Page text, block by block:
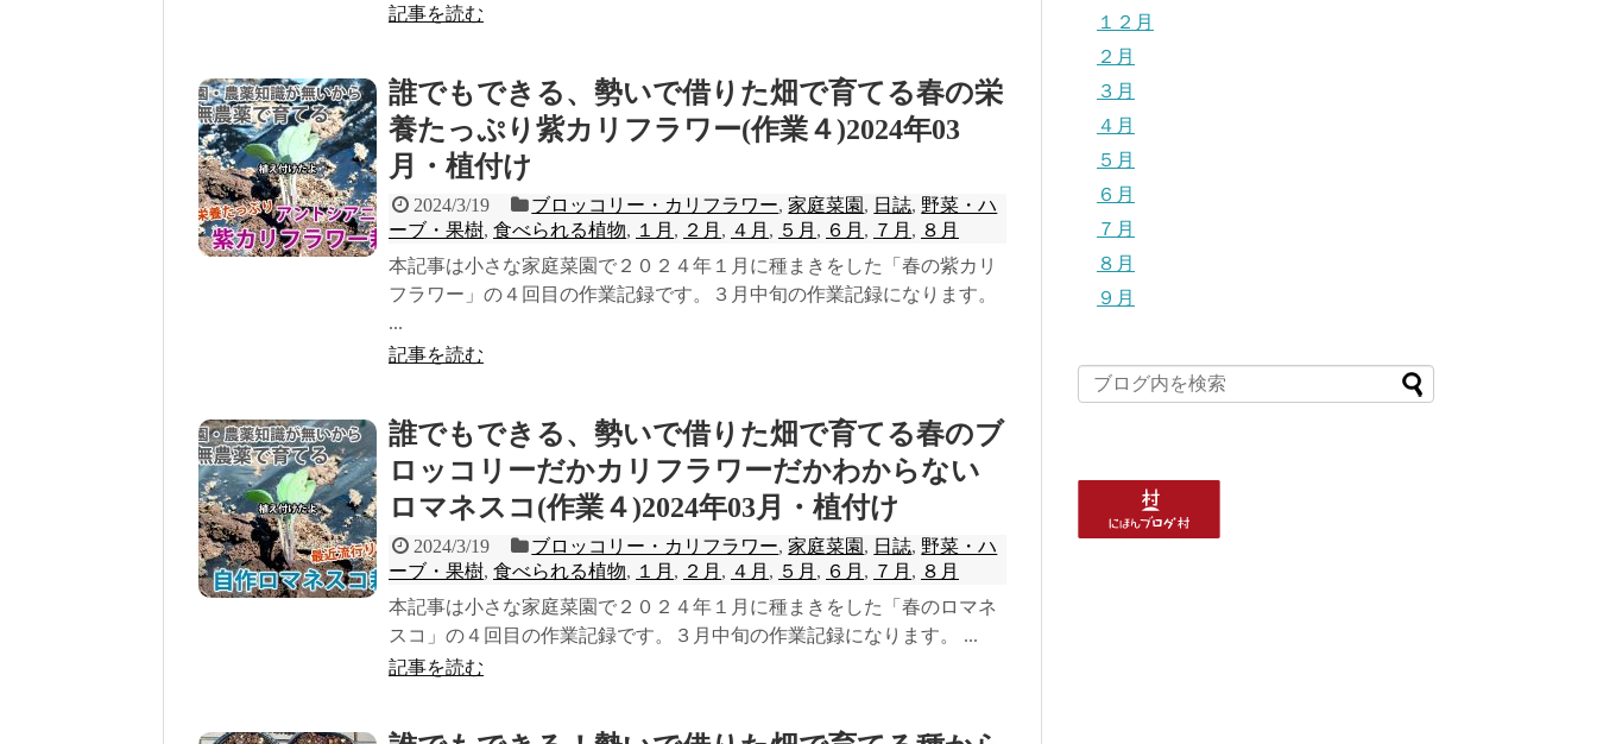
記事を読む
誰でもできる、勢いで借りた畑で育てる春の栄
養たっぷり紫カリフラワー(作業４)2024年03
月・植付け
2024/3/19 ブロッコリー・カリフラワー,家庭菜園 , 日誌, 野菜・ハ
ーブ・果樹, 食べられる植物, １月 , ２月 , ４月 , ５月 , ６月 , ７月 , ８月
本記事は小さな家庭菜園で２０２４年１月に種まきをした「春の紫カリ
フラワー」の４回目の作業記録です。３月中旬の作業記録になります。
...
記事を読む
誰でもできる、勢いで借りた畑で育てる春のブ
ロッコリーだかカリフラワーだかわからない
ロマネスコ(作業４)2024年03月・植付け
2024/3/19 ブロッコリー・カリフラワー,家庭菜園 , 日誌, 野菜・ハ
ーブ・果樹, 食べられる植物, １月 , ２月 , ４月 , ５月 , ６月 , ７月 , ８月
本記事は小さな家庭菜園で２０２４年１月に種まきをした「春のロマネ
スコ」の４回目の作業記録です。３月中旬の作業記録になります。 ...
記事を読む
１２月
２月
３月
４月
５月
６月
７月
８月
９月